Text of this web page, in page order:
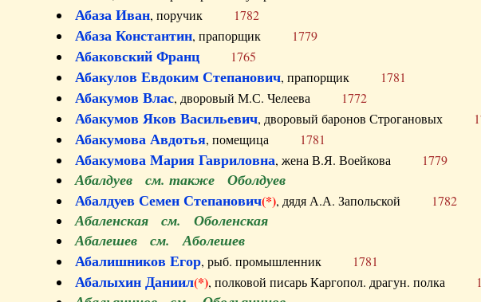
Абаза Иван, поручик 1782
Абаза Константин, прапорщик 1779
Абаковский Франц 1765
Абакулов Евдоким Степанович, прапорщик 1781
Абакумов Влас, дворовый М.С. Челеева 1772
Абакумов Яков Васильевич, дворовый баронов Строгановых
Абакумова Авдотья, помещица 1781
Абакумова Мария Гавриловна, жена В.Я. Воейкова 1779
Абалдуев см. также Оболдуев
Абалдуев Семен Степанович(*), дядя А.А. Запольской 1782
Абаленская см. Оболенская
Абалешев см. Аболешев
Абалишников Егор, рыб. промышленник 1781
Абалыхин Даниил(*), полковой писарь Каргопол. драгун. полка